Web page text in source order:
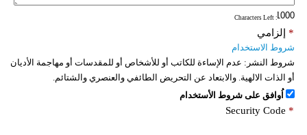
: Characters Left
إلزامي *
شروط الاستخدام
شروط النشر: عدم الإساءة للكاتب أو للأشخاص أو للمقدسات أو مهاجمة الأديان
أو الذات الالهية. والابتعاد عن التحريض الطائفي والعنصري والشتائم.
اُوافق على شروط الأستخدام
Security Code *